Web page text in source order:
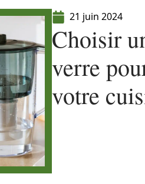
21 juin 2024
Choisir
verre
votre